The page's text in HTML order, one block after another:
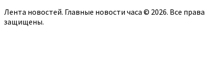
Лента новостей. Главные новости часа © 2026. Все права
защищены.